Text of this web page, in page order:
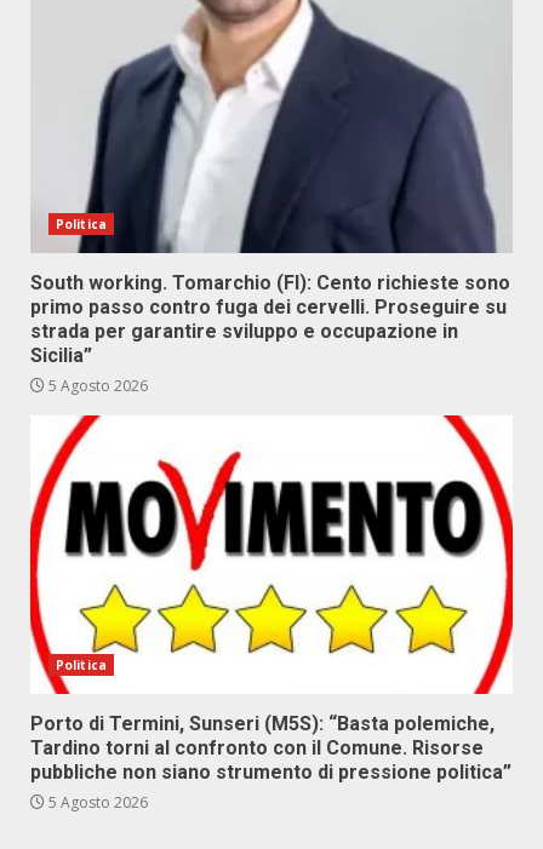
Politica
South working. Tomarchio (FI): Cento richieste sono
primo passo contro fuga dei cervelli. Proseguire su
strada per garantire sviluppo e occupazione in
Sicilia”
5 Agosto 2026
Politica
Porto di Termini, Sunseri (M5S): “Basta polemiche,
Tardino torni al confronto con il Comune. Risorse
pubbliche non siano strumento di pressione politica”
5 Agosto 2026